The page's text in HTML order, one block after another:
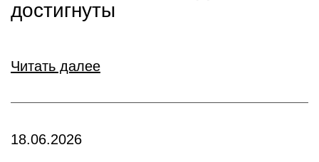
достигнуты
Читать далее
18.06.2026